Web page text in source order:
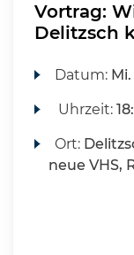
Vortrag:
Delitzsch
Datum: Mi.
Uhrzeit:
Ort:
neue VHS,